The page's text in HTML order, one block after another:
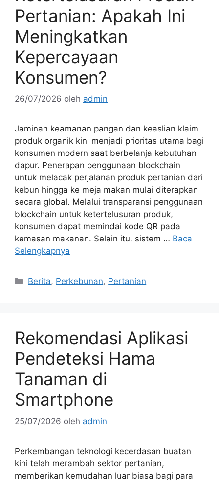
Pertanian: Apakah Ini
Meningkatkan
Kepercayaan
Konsumen?
26/07/2026 oleh admin
Jaminan keamanan pangan dan keaslian klaim
produk organik kini menjadi prioritas utama bagi
konsumen modern saat berbelanja kebutuhan
dapur. Penerapan penggunaan blockchain
untuk melacak perjalanan produk pertanian dari
kebun hingga ke meja makan mulai diterapkan
secara global. Melalui transparansi penggunaan
blockchain untuk ketertelusuran produk,
konsumen dapat memindai kode QR pada
kemasan makanan. Selain itu, sistem … Baca
Selengkapnya
Kategori
Berita, Perkebunan, Pertanian
Rekomendasi Aplikasi
Pendeteksi Hama
Tanaman di
Smartphone
25/07/2026 oleh admin
Perkembangan teknologi kecerdasan buatan
kini telah merambah sektor pertanian,
memberikan kemudahan luar biasa bagi para